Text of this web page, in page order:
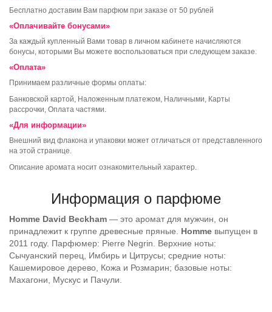
Бесплатно доставим Вам парфюм при заказе от 50 рублей
«Оплачивайте бонусами»
За каждый купленный Вами товар в личном кабинете начисляются
бонусы, которыми Вы можете воспользоваться при следующем заказе.
«Оплата»
Принимаем различные формы оплаты:
Банковской картой, Наложенным платежом, Наличными, Карты
рассрочки, Оплата частями.
«Для информации»
Внешний вид флакона и упаковки может отличаться от представленного
на этой странице.
Описание аромата носит ознакомительный характер.
Информация о парфюме
Homme David Beckham — это аромат для мужчин, он
принадлежит к группе древесные пряные. Homme выпущен в
2011 году. Парфюмер: Pierre Negrin. Верхние ноты:
Сычуанский перец, Имбирь и Цитрусы; средние ноты:
Кашемировое дерево, Кожа и Розмарин; базовые ноты:
Махагони, Мускус и Пачули.